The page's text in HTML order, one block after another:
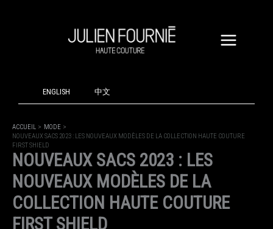
ENGLISH 中文
ACCUEIL
MODE
NOUVEAUX SACS 2023 : LES NOUVEAUX MODÈLES DE LA COLLECTION HAUTE COUTURE
FIRST SHIELD
NOUVEAUX SACS 2023 : LES
NOUVEAUX MODÈLES DE LA
COLLECTION HAUTE COUTURE
FIRST SHIELD